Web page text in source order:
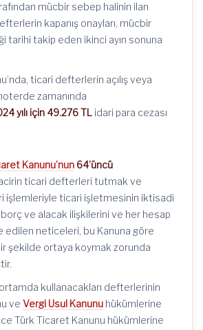
mücbir sebep halinin ilan
kapanış onayları, mücbir
tarihi takip eden ikinci ayın sonuna
ticari defterlerin açılış veya
zamanında
yılı için 49.276 TL idari para cezası
Kanunu’nun 64’üncü
ticari defterleri tutmak ve
işlemleriyle ticari işletmesinin iktisadi
ve alacak ilişkilerini ve her hesap
edilen neticeleri, bu Kanuna göre
şekilde ortaya koymak zorunda
kullanacakları defterlerinin
ve Vergi Usul Kanunu hükümlerine
Türk Ticaret Kanunu hükümlerine